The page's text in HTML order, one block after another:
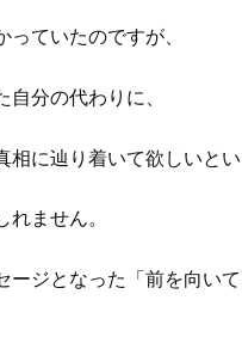
ていたのですが、
分の代わりに、
相に辿り着いて欲しいとい
ません。
ジとなった「前を向い